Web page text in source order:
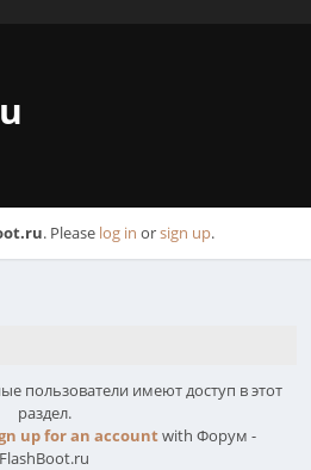
. Please log in orsign up.
пользователи имеют доступ в этот
раздел.
up for an accountwith Форум -
FlashBoot.ru